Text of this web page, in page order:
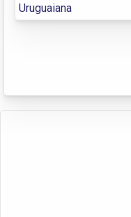
Uruguaiana